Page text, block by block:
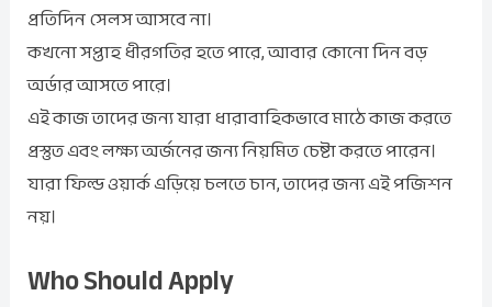
প্রতিদিন সেলস আসবে না।
কখনো সপ্তাহ ধীরগতির হতে পারে, আবার কোনো দিন বড়
অর্ডার আসতে পারে।
এই কাজ তাদের জন্য যারা ধারাবাহিকভাবে মাঠে কাজ করতে
প্রস্তুত এবং লক্ষ্য অর্জনের জন্য নিয়মিত চেষ্টা করতে পারেন।
যারা ফিল্ড ওয়ার্ক এড়িয়ে চলতে চান, তাদের জন্য এই পজিশন
নয়।
Who Should Apply